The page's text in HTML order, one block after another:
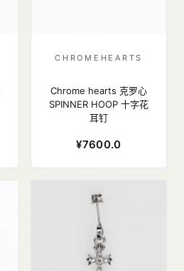
CHROMEHEARTS
Chrome hearts 克罗心
SPINNER HOOP 十字花
耳钉
¥7600.0